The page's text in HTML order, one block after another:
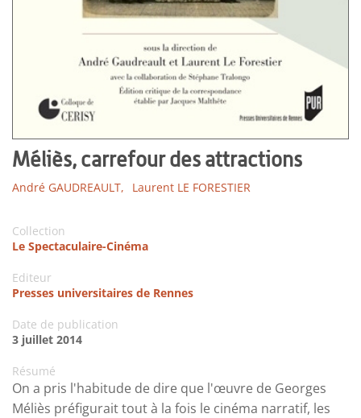
Méliès, carrefour des attractions
André GAUDREAULT, Laurent LE FORESTIER
Collection
Le Spectaculaire-Cinéma
Editeur
Presses universitaires de Rennes
Date de publication
3 juillet 2014
Résumé
On a pris l'habitude de dire que l'œuvre de Georges
Méliès préfigurait tout à la fois le cinéma narratif, les